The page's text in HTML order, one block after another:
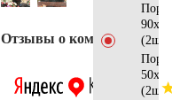
Отзывы о компании
(2шт)
(2шт)